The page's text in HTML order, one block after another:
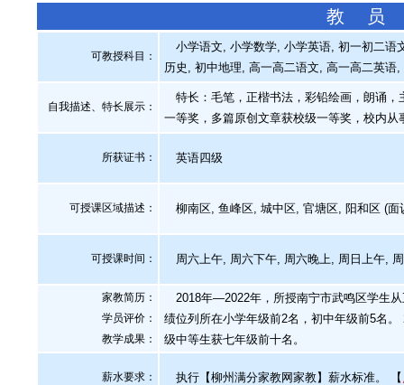
教 员
可教授科目：
小学语文, 小学数学, 小学英语, 初一初二语
历史, 初中地理, 高一高二语文, 高一高二英
自我描述、特长展示 ：
特长：毛笔，正楷书法，彩铅绘画，朗诵，
一等奖，多篇原创文章获校级一等奖，校内
所获证书 ： 英语四级
可授课区域描述： 柳南区, 鱼峰区, 城中区, 官塘区, 阳和区 (面
可授课时间： 周六上午, 周六下午, 周六晚上, 周日上午,
家教简历：
学员评价：
教学成果：
2018年—2022年，所授南宁市武鸣区学生
绩位列所在小学年级前2名，初中年级前5名
级中等生获七年级前十名。
薪水要求： 执行【柳州满分家教网家教】薪水标准。 【